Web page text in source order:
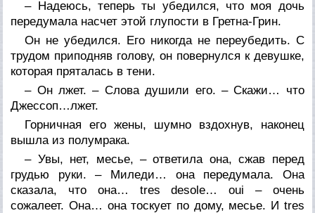
– Надеюсь, теперь ты убедился, что моя дочь
передумала насчет этой глупости в Гретна-Грин.
Он не убедился. Его никогда не переубедить. С
трудом приподняв голову, он повернулся к девушке,
которая пряталась в тени.
– Он лжет. – Слова душили его. – Скажи… что
Джессоп…лжет.
Горничная его жены, шумно вздохнув, наконец
вышла из полумрака.
– Увы, нет, месье, – ответила она, сжав перед
грудью руки. – Миледи… она передумала. Она
сказала, что она… tres desole… oui – очень
сожалеет. Она… она тоскует по дому, месье. И tres